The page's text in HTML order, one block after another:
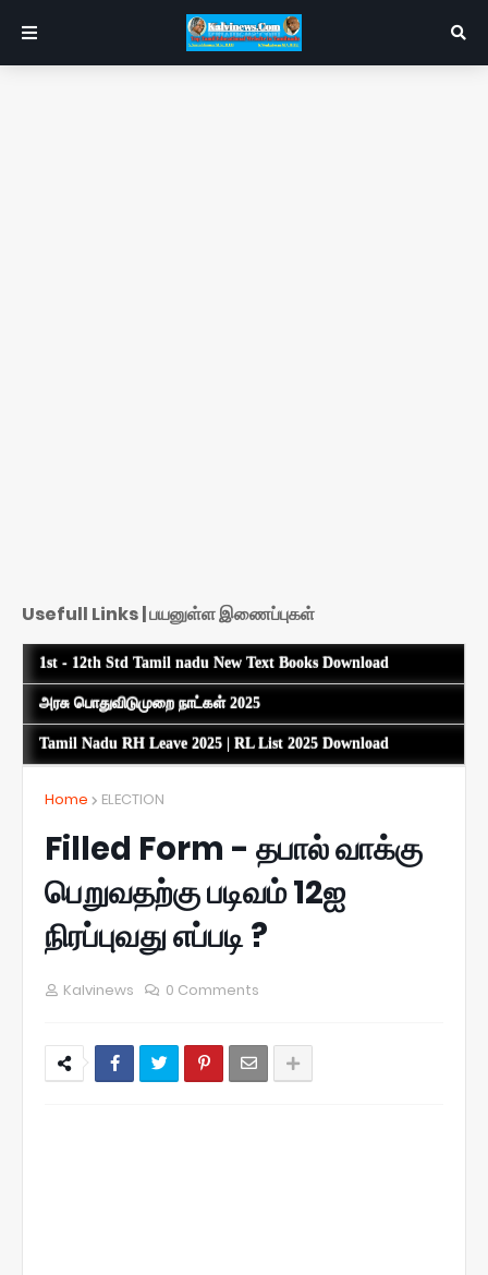
Usefull Links | பயனுள்ள இணைப்புகள்
1st - 12th Std Tamil nadu New Text Books Download
அரசு பொதுவிடுமுறை நாட்கள் 2025
Tamil Nadu RH Leave 2025 | RL List 2025 Download
Home ELECTION
Filled Form - தபால் வாக்கு
பெறுவதற்கு படிவம் 12ஐ
நிரப்புவது எப்படி ?
Kalvinews 0 Comments